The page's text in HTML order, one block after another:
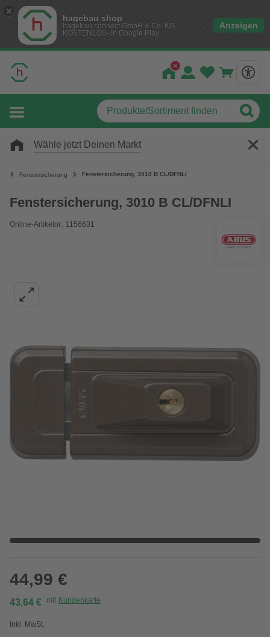
hagebau shop
hagebau connect GmbH & Co. KG
KOSTENLOS- In Google Play
Anzeigen
Wähle jetzt Deinen Markt
Fenstersicherung Fenstersicherung, 3010 B CL/DFNLI
Fenstersicherung, 3010 B CL/DFNLI
Online-Artikelnr.: 1156631
44,99 €
43,64 € mit Kundenkarte
Inkl. MwSt.